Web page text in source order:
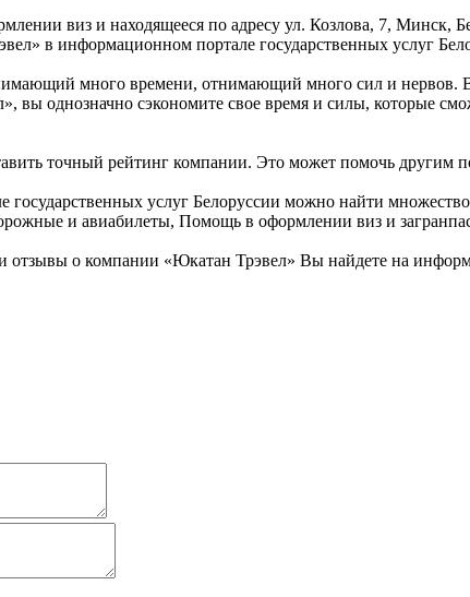
виз и находящееся по адресу ул. Козлова, 7, Минск,
в информационном портале государственных услуг
много времени, отнимающий много сил и нервов.
вы однозначно сэкономите свое время и силы, которые
точный рейтинг компании. Это может помочь другим
государственных услуг Белоруссии можно найти
и авиабилеты, Помощь в оформлении виз и
о компании «Юкатан Трэвел» Вы найдете на